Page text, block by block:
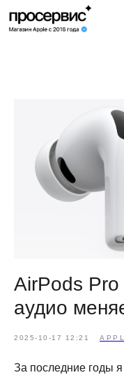
AirPods
аудио
2025-10-17 12:21
За последние годы